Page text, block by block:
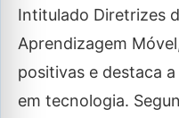
Intitulado Diretrizes
Aprendizagem
positivas e destaca
em tecnologia.